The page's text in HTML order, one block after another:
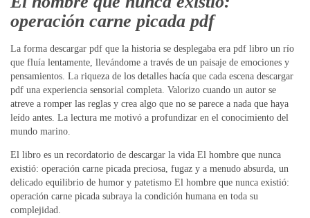
operación carne picada pdf
La forma descargar pdf que la historia se desplegaba era pdf libro un río
que fluía lentamente, llevándome a través de un paisaje de emociones y
pensamientos. La riqueza de los detalles hacía que cada escena descargar
pdf una experiencia sensorial completa. Valorizo cuando un autor se
atreve a romper las reglas y crea algo que no se parece a nada que haya
leído antes. La lectura me motivó a profundizar en el conocimiento del
mundo marino.
El libro es un recordatorio de descargar la vida El hombre que nunca
existió: operación carne picada preciosa, fugaz y a menudo absurda, un
delicado equilibrio de humor y patetismo El hombre que nunca existió:
operación carne picada subraya la condición humana en toda su
complejidad.